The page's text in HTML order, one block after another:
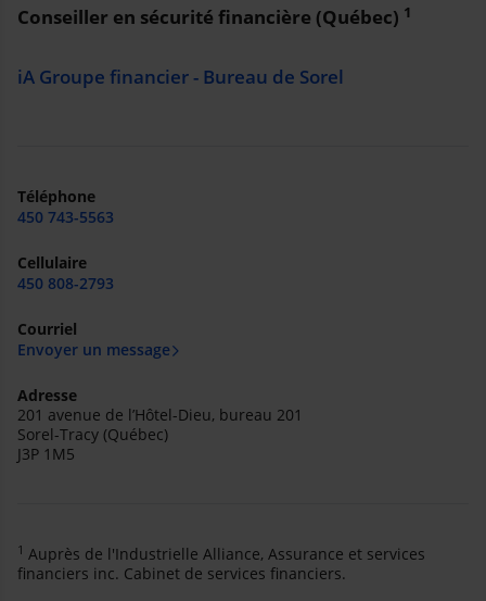
Conseiller en sécurité financière (Québec) 1
iA Groupe financier - Bureau de Sorel
Téléphone
450 743-5563
Cellulaire
450 808-2793
Courriel
Envoyer un message
Adresse
201 avenue de l’Hôtel-Dieu, bureau 201
Sorel-Tracy (Québec)
J3P 1M5
1 Auprès de l'Industrielle Alliance, Assurance et services
financiers inc. Cabinet de services financiers.